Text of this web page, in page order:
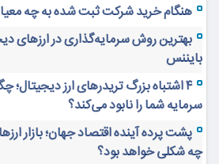
هنگام خرید شرکت ثبت شده به چه
بهترین روش سرمایه‌گذاری در ارزهای
بایننس
۴ اشتباه بزرگ تریدرهای ارز دیجیتال؛
سرمایه شما را نابود می‌کند؟
چه شکلی خواهد بود؟